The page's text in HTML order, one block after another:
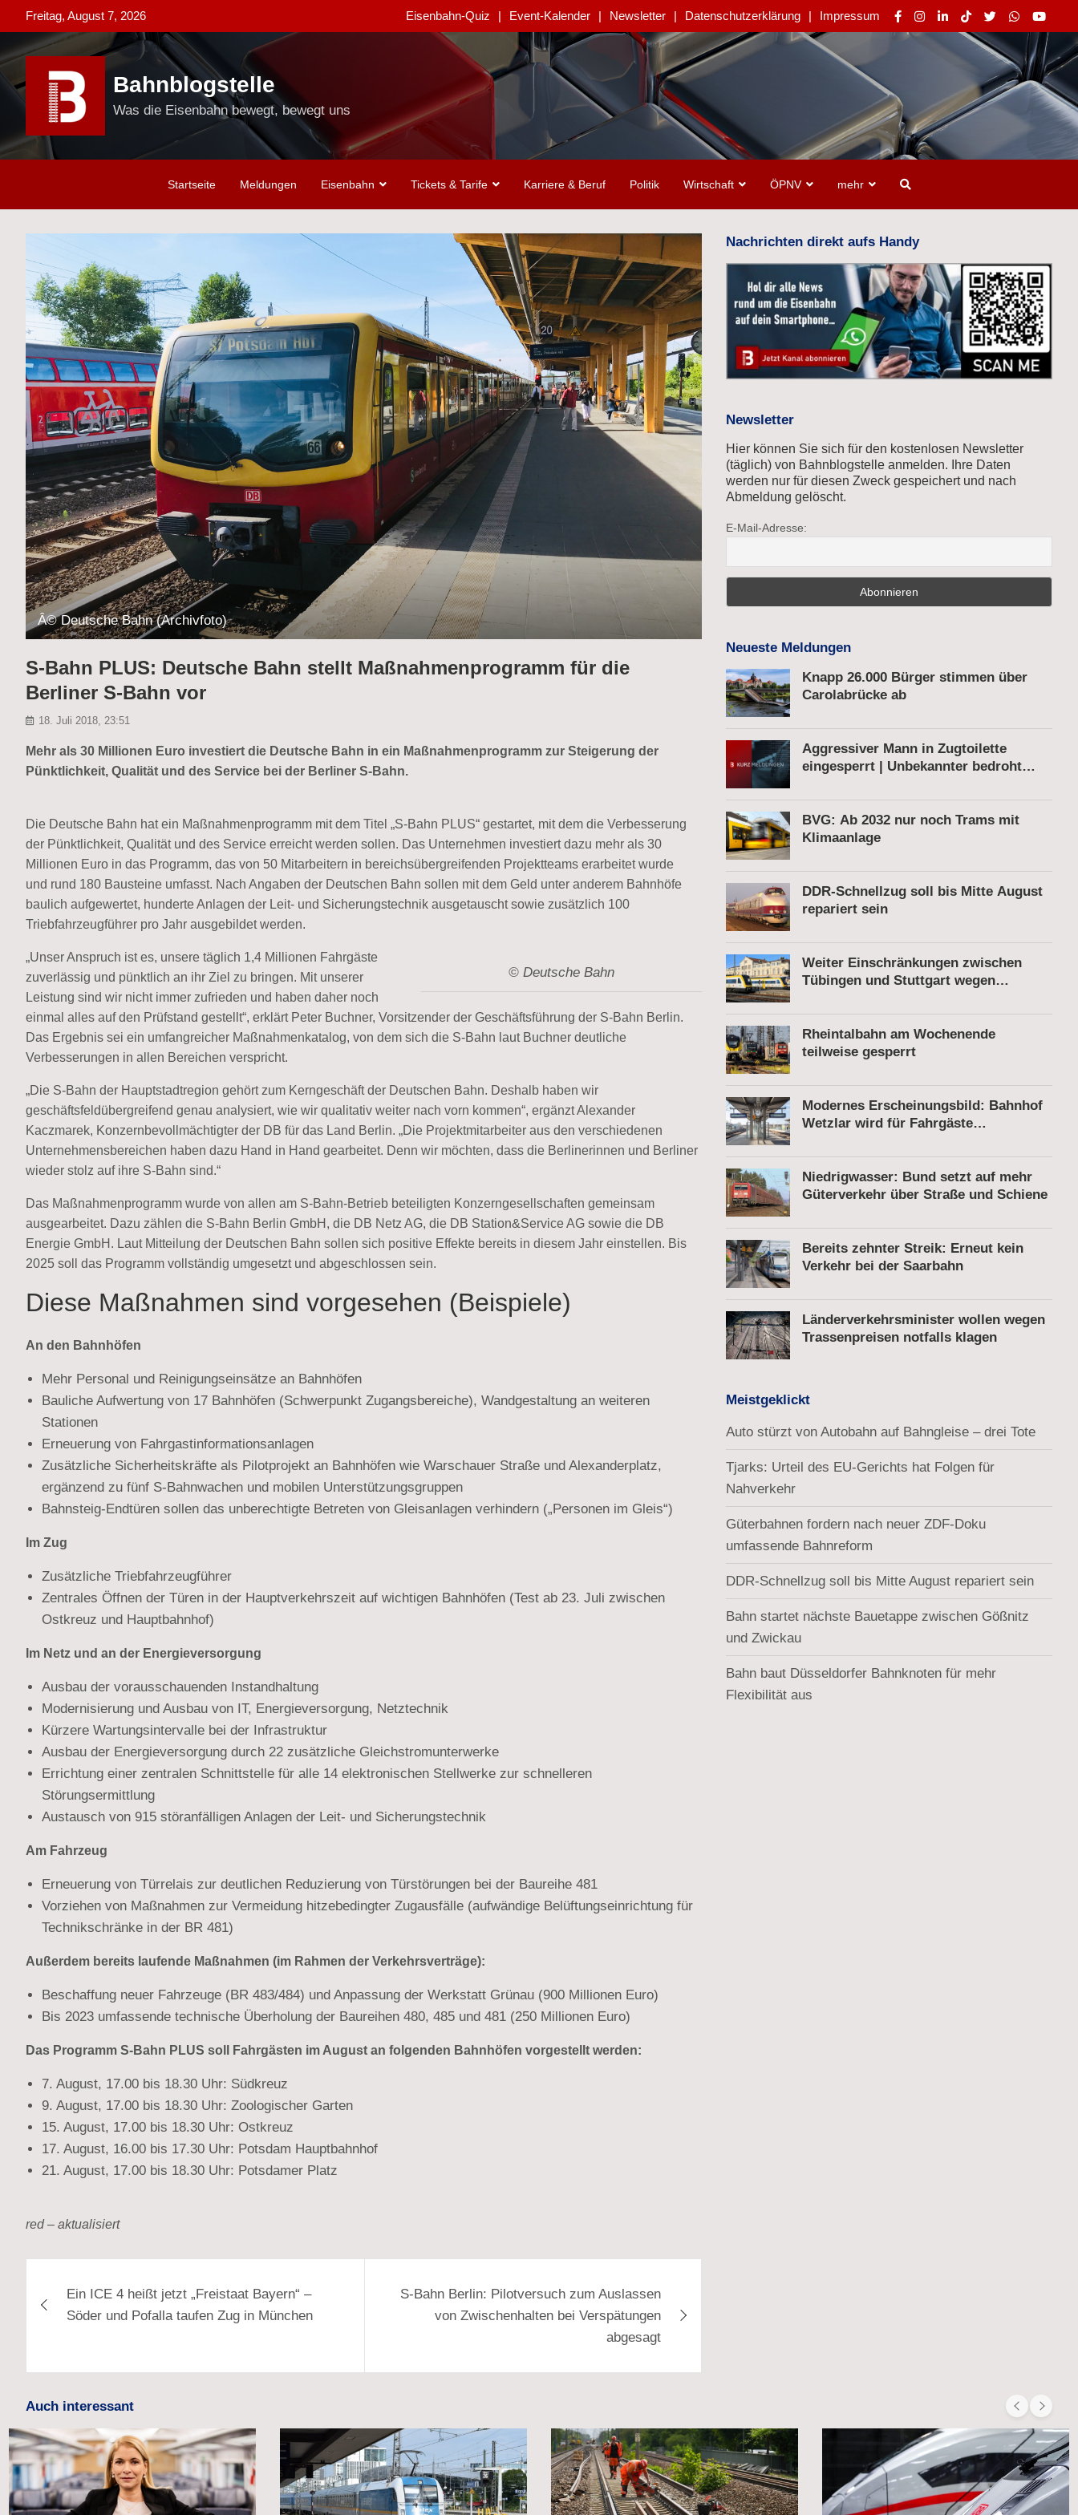
to
content
Freitag, August 7, 2026 Eisenbahn-Quiz Event-Kalender Newsletter Datenschutzerklärung Impressum
Bahnblogstelle
Was die Eisenbahn bewegt, bewegt uns
Startseite Meldungen Eisenbahn Tickets & Tarife Karriere & Beruf Politik Wirtschaft ÖPNV mehr
Â© Deutsche Bahn (Archivfoto)
S-Bahn PLUS: Deutsche Bahn stellt Maßnahmenprogramm für die
Berliner S-Bahn vor
18. Juli 2018, 23:51
Mehr als 30 Millionen Euro investiert die Deutsche Bahn in ein Maßnahmenprogramm zur Steigerung der
Pünktlichkeit, Qualität und des Service bei der Berliner S-Bahn.
Die Deutsche Bahn hat ein Maßnahmenprogramm mit dem Titel „S-Bahn PLUS“ gestartet, mit dem die Verbesserung
der Pünktlichkeit, Qualität und des Service erreicht werden sollen. Das Unternehmen investiert dazu mehr als 30
Millionen Euro in das Programm, das von 50 Mitarbeitern in bereichsübergreifenden Projektteams erarbeitet wurde
und rund 180 Bausteine umfasst. Nach Angaben der Deutschen Bahn sollen mit dem Geld unter anderem Bahnhöfe
baulich aufgewertet, hunderte Anlagen der Leit- und Sicherungstechnik ausgetauscht sowie zusätzlich 100
Triebfahrzeugführer pro Jahr ausgebildet werden.
© Deutsche Bahn
„Unser Anspruch ist es, unsere täglich 1,4 Millionen Fahrgäste
zuverlässig und pünktlich an ihr Ziel zu bringen. Mit unserer
Leistung sind wir nicht immer zufrieden und haben daher noch
einmal alles auf den Prüfstand gestellt“, erklärt Peter Buchner, Vorsitzender der Geschäftsführung der S-Bahn Berlin.
Das Ergebnis sei ein umfangreicher Maßnahmenkatalog, von dem sich die S-Bahn laut Buchner deutliche
Verbesserungen in allen Bereichen verspricht.
„Die S-Bahn der Hauptstadtregion gehört zum Kerngeschäft der Deutschen Bahn. Deshalb haben wir
geschäftsfeldübergreifend genau analysiert, wie wir qualitativ weiter nach vorn kommen“, ergänzt Alexander
Kaczmarek, Konzernbevollmächtigter der DB für das Land Berlin. „Die Projektmitarbeiter aus den verschiedenen
Unternehmensbereichen haben dazu Hand in Hand gearbeitet. Denn wir möchten, dass die Berlinerinnen und Berliner
wieder stolz auf ihre S-Bahn sind.“
Das Maßnahmenprogramm wurde von allen am S-Bahn-Betrieb beteiligten Konzerngesellschaften gemeinsam
ausgearbeitet. Dazu zählen die S-Bahn Berlin GmbH, die DB Netz AG, die DB Station&Service AG sowie die DB
Energie GmbH. Laut Mitteilung der Deutschen Bahn sollen sich positive Effekte bereits in diesem Jahr einstellen. Bis
2025 soll das Programm vollständig umgesetzt und abgeschlossen sein.
Diese Maßnahmen sind vorgesehen (Beispiele)
An den Bahnhöfen
Mehr Personal und Reinigungseinsätze an Bahnhöfen
Bauliche Aufwertung von 17 Bahnhöfen (Schwerpunkt Zugangsbereiche), Wandgestaltung an weiteren
Stationen
Erneuerung von Fahrgastinformationsanlagen
Zusätzliche Sicherheitskräfte als Pilotprojekt an Bahnhöfen wie Warschauer Straße und Alexanderplatz,
ergänzend zu fünf S-Bahnwachen und mobilen Unterstützungsgruppen
Bahnsteig-Endtüren sollen das unberechtigte Betreten von Gleisanlagen verhindern („Personen im Gleis“)
Im Zug
Zusätzliche Triebfahrzeugführer
Zentrales Öffnen der Türen in der Hauptverkehrszeit auf wichtigen Bahnhöfen (Test ab 23. Juli zwischen
Ostkreuz und Hauptbahnhof)
Im Netz und an der Energieversorgung
Ausbau der vorausschauenden Instandhaltung
Modernisierung und Ausbau von IT, Energieversorgung, Netztechnik
Kürzere Wartungsintervalle bei der Infrastruktur
Ausbau der Energieversorgung durch 22 zusätzliche Gleichstromunterwerke
Errichtung einer zentralen Schnittstelle für alle 14 elektronischen Stellwerke zur schnelleren
Störungsermittlung
Austausch von 915 störanfälligen Anlagen der Leit- und Sicherungstechnik
Am Fahrzeug
Erneuerung von Türrelais zur deutlichen Reduzierung von Türstörungen bei der Baureihe 481
Vorziehen von Maßnahmen zur Vermeidung hitzebedingter Zugausfälle (aufwändige Belüftungseinrichtung für
Technikschränke in der BR 481)
Außerdem bereits laufende Maßnahmen (im Rahmen der Verkehrsverträge):
Beschaffung neuer Fahrzeuge (BR 483/484) und Anpassung der Werkstatt Grünau (900 Millionen Euro)
Bis 2023 umfassende technische Überholung der Baureihen 480, 485 und 481 (250 Millionen Euro)
Das Programm S-Bahn PLUS soll Fahrgästen im August an folgenden Bahnhöfen vorgestellt werden:
7. August, 17.00 bis 18.30 Uhr: Südkreuz
9. August, 17.00 bis 18.30 Uhr: Zoologischer Garten
15. August, 17.00 bis 18.30 Uhr: Ostkreuz
17. August, 16.00 bis 17.30 Uhr: Potsdam Hauptbahnhof
21. August, 17.00 bis 18.30 Uhr: Potsdamer Platz
red – aktualisiert
Ein ICE 4 heißt jetzt „Freistaat Bayern“ –
Söder und Pofalla taufen Zug in München
S-Bahn Berlin: Pilotversuch zum Auslassen
von Zwischenhalten bei Verspätungen
abgesagt
Nachrichten direkt aufs Handy
Newsletter
Hier können Sie sich für den kostenlosen Newsletter
(täglich) von Bahnblogstelle anmelden. Ihre Daten
werden nur für diesen Zweck gespeichert und nach
Abmeldung gelöscht.
E-Mail-Adresse:
Neueste Meldungen
Knapp 26.000 Bürger stimmen über
Carolabrücke ab
Aggressiver Mann in Zugtoilette
eingesperrt | Unbekannter bedroht
gesprengt
BVG: Ab 2032 nur noch Trams mit
Klimaanlage
DDR-Schnellzug soll bis Mitte August
repariert sein
Weiter Einschränkungen zwischen
Tübingen und Stuttgart wegen
Rheintalbahn am Wochenende
teilweise gesperrt
Modernes Erscheinungsbild: Bahnhof
Wetzlar wird für Fahrgäste
Niedrigwasser: Bund setzt auf mehr
Güterverkehr über Straße und Schiene
Bereits zehnter Streik: Erneut kein
Verkehr bei der Saarbahn
Länderverkehrsminister wollen wegen
Trassenpreisen notfalls klagen
Meistgeklickt
Auto stürzt von Autobahn auf Bahngleise – drei Tote
Tjarks: Urteil des EU-Gerichts hat Folgen für
Nahverkehr
Güterbahnen fordern nach neuer ZDF-Doku
umfassende Bahnreform
DDR-Schnellzug soll bis Mitte August repariert sein
Bahn startet nächste Bauetappe zwischen Gößnitz
und Zwickau
Bahn baut Düsseldorfer Bahnknoten für mehr
Flexibilität aus
Auch interessant